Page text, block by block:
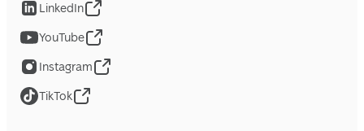
LinkedIn
YouTube
Instagram
TikTok